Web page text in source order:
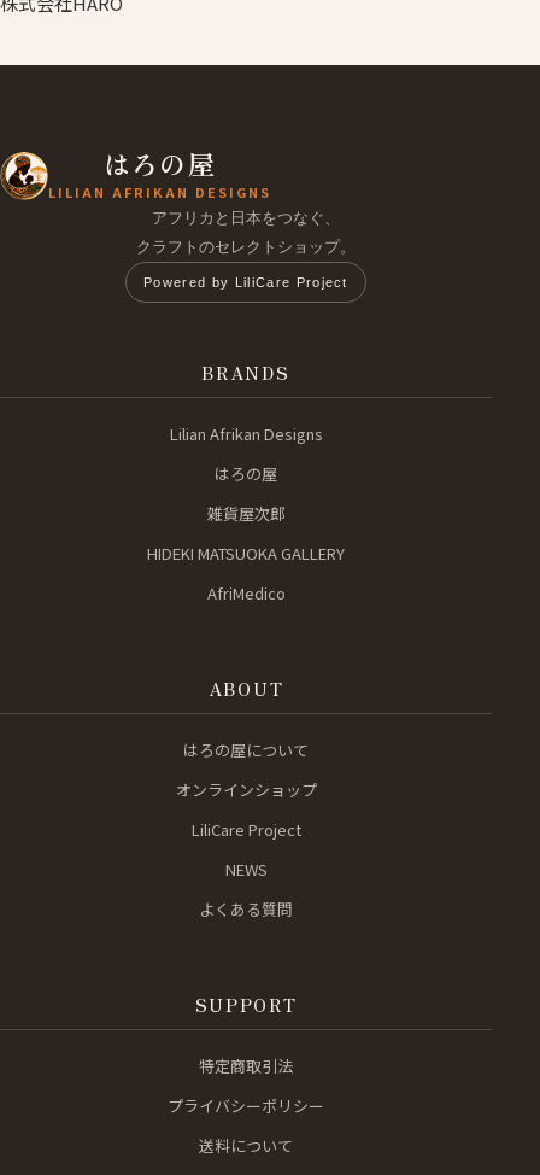
はろの屋
LILIAN AFRIKAN DESIGNS
アフリカと日本をつなぐ、
クラフトのセレクトショップ。
Powered by LiliCare Project
BRANDS
Lilian Afrikan Designs
はろの屋
雑貨屋次郎
HIDEKI MATSUOKA GALLERY
AfriMedico
ABOUT
はろの屋について
オンラインショップ
LiliCare Project
NEWS
よくある質問
SUPPORT
特定商取引法
プライバシーポリシー
送料について